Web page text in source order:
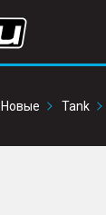
Новые Tank